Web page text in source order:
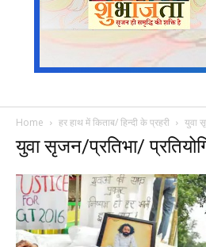
Home हर हाथ में किताब/ हिन्दी के प्रहरी युवा
युवा सृजन/प्रतिभा/